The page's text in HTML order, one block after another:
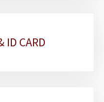
ID CARD